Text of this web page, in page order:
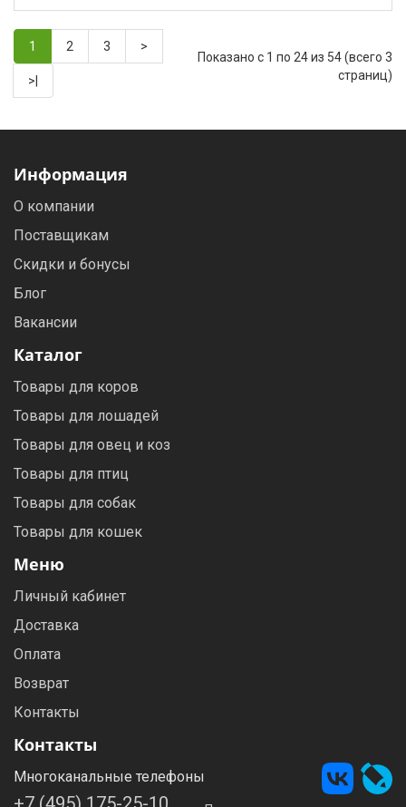
1 2 3 >
>|
Показано с 1 по 24 из 54 (всего 3
страниц)
Информация
О компании
Поставщикам
Скидки и бонусы
Блог
Вакансии
Каталог
Товары для коров
Товары для лошадей
Товары для овец и коз
Товары для птиц
Товары для собак
Товары для кошек
Меню
Личный кабинет
Доставка
Оплата
Возврат
Контакты
Контакты
Многоканальные телефоны